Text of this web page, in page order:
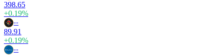
398.65
+0.19%
--
89.91
+0.19%
--